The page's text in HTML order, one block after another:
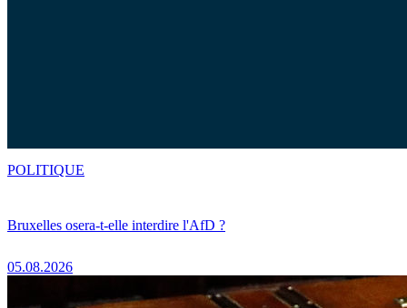
Bruxelles osera-t-elle interdire l'AfD ?
05.08.2026
POLITIQUE